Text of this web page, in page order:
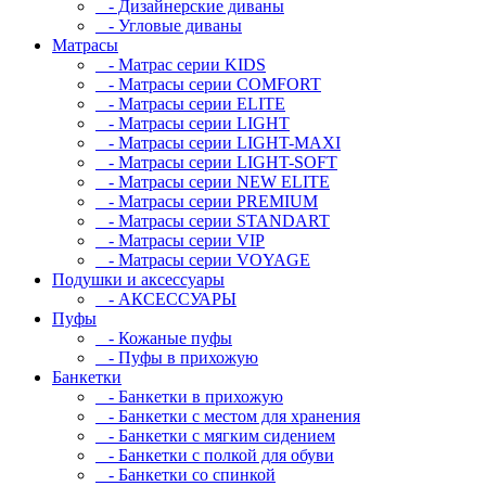
- Дизайнерские диваны
- Угловые диваны
Матрасы
- Матрас серии KIDS
- Матрасы серии COMFORT
- Матрасы серии ELITE
- Матрасы серии LIGHT
- Матрасы серии LIGHT-MAXI
- Матрасы серии LIGHT-SOFT
- Матрасы серии NEW ELITE
- Матрасы серии PREMIUM
- Матрасы серии STANDART
- Матрасы серии VIP
- Матрасы серии VOYAGE
Подушки и аксессуары
- АКСЕССУАРЫ
Пуфы
- Кожаные пуфы
- Пуфы в прихожую
Банкетки
- Банкетки в прихожую
- Банкетки с местом для хранения
- Банкетки с мягким сидением
- Банкетки с полкой для обуви
- Банкетки со спинкой